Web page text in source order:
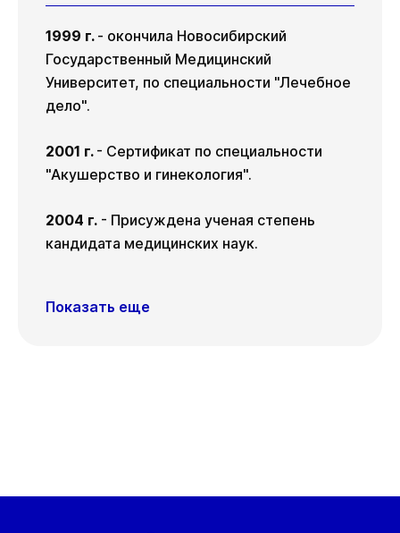
1999 г. - окончила Новосибирский
Государственный Медицинский
Университет, по специальности "Лечебное
дело".
2001 г. - Сертификат по специальности
"Акушерство и гинекология".
2004 г. - Присуждена ученая степень
кандидата медицинских наук.
Показать еще